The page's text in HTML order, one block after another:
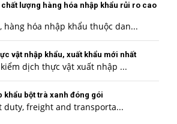
lượng hàng hóa nhập khẩu rủi ro cao
hàng hóa nhập khẩu thuộc dan...
vật nhập khẩu, xuất khẩu mới nhất
dịch thực vật xuất nhập ...
khẩu bột trà xanh đóng gói
duty, freight and transporta...